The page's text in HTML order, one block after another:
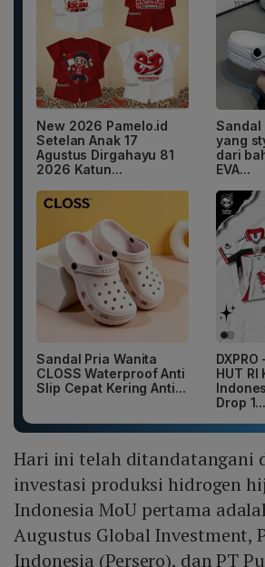
New 2026 Pamelo.id
Setelan Anak 17
Agustus Dirgahayu 81
2026 Katun...
Sandal
yang
dari
EVA...
Sandal Pria Wanita
CLOSS Waterproof Anti
Slip Cepat Kering Anti...
HUT RI
Drop 1...
Hari ini telah ditandatangani
investasi produksi hidrogen
Indonesia MoU pertama
Augustus Global Investment,
Indonesia (Persero), dan PT